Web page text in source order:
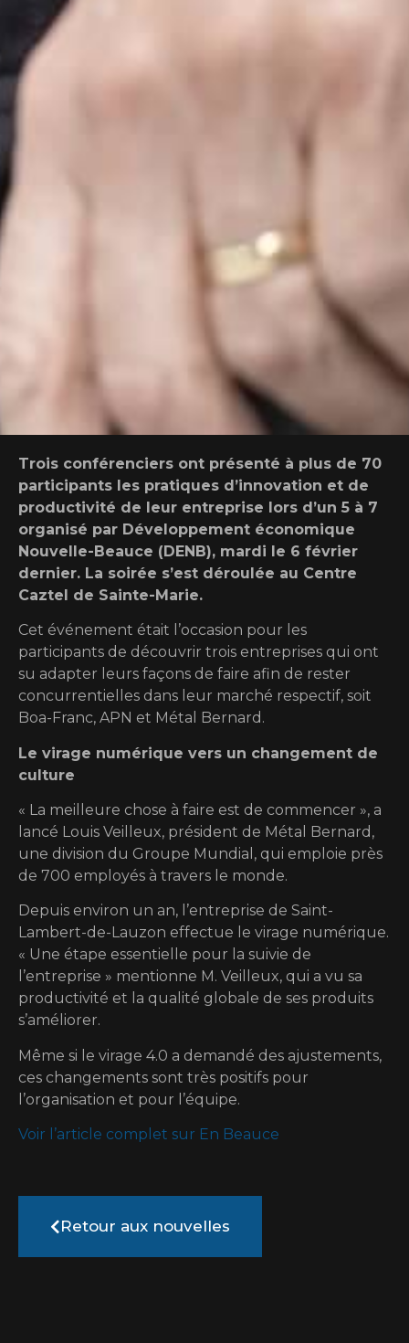
Trois conférenciers ont présenté à plus de 70
participants les pratiques d’innovation et de
productivité de leur entreprise lors d’un 5 à 7
organisé par Développement économique
Nouvelle-Beauce (DENB), mardi le 6 février
dernier. La soirée s’est déroulée au Centre
Caztel de Sainte-Marie.
Cet événement était l’occasion pour les
participants de découvrir trois entreprises qui ont
su adapter leurs façons de faire afin de rester
concurrentielles dans leur marché respectif, soit
Boa-Franc, APN et Métal Bernard.
Le virage numérique vers un changement de
culture
« La meilleure chose à faire est de commencer », a
lancé Louis Veilleux, président de Métal Bernard,
une division du Groupe Mundial, qui emploie près
de 700 employés à travers le monde.
Depuis environ un an, l’entreprise de Saint-
Lambert-de-Lauzon effectue le virage numérique.
« Une étape essentielle pour la suivie de
l’entreprise » mentionne M. Veilleux, qui a vu sa
productivité et la qualité globale de ses produits
s’améliorer.
Même si le virage 4.0 a demandé des ajustements,
ces changements sont très positifs pour
l’organisation et pour l’équipe.
Voir l’article complet sur En Beauce
Retour aux nouvelles